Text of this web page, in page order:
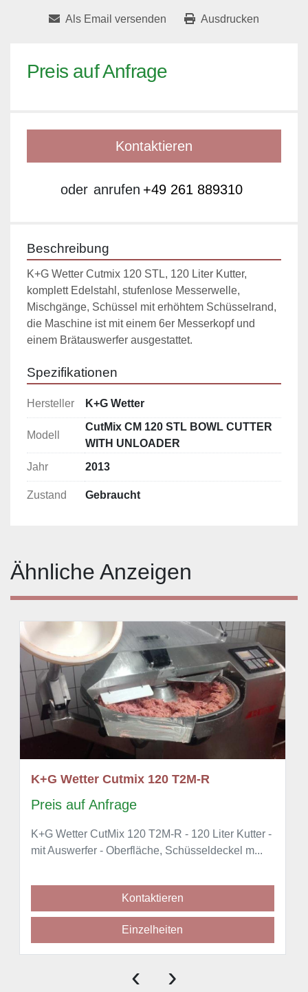
Als Email versenden Ausdrucken
Preis auf Anfrage
Kontaktieren
oder anrufen +49 261 889310
Beschreibung
K+G Wetter Cutmix 120 STL, 120 Liter Kutter,
komplett Edelstahl, stufenlose Messerwelle,
Mischgänge, Schüssel mit erhöhtem Schüsselrand,
die Maschine ist mit einem 6er Messerkopf und
einem Brätauswerfer ausgestattet.
Spezifikationen
Hersteller K+G Wetter
Modell
CutMix CM 120 STL BOWL CUTTER
WITH UNLOADER
Jahr
2013
Zustand Gebraucht
Ähnliche Anzeigen
K+G Wetter Cutmix 120 T2M-R
Preis auf Anfrage
K+G Wetter CutMix 120 T2M-R - 120 Liter Kutter -
mit Auswerfer - Oberfläche, Schüsseldeckel m...
Kontaktieren
Einzelheiten
‹ ›